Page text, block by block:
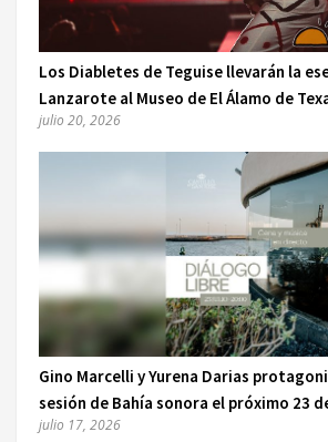
Los Diabletes de Teguise llevarán la
Lanzarote al Museo de El Álamo de
julio 20, 2026
Gino Marcelli y Yurena Darias
sesión de Bahía sonora el próximo 23
julio 17, 2026